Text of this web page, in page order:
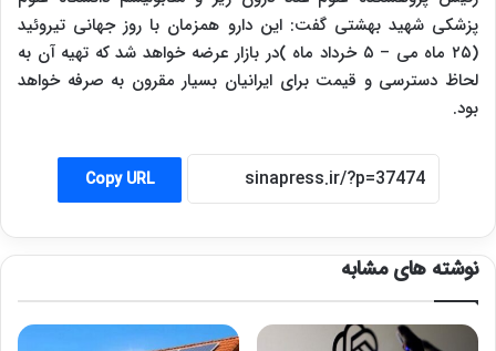
پزشکی شهید بهشتی گفت: این دارو همزمان با روز جهانی تیروئید
(۲۵ ماه می – ۵ خرداد ماه )در بازار عرضه خواهد شد که تهیه آن به
لحاظ دسترسی و قیمت برای ایرانیان بسیار مقرون به صرفه خواهد
بود.
Copy URL
نوشته های مشابه